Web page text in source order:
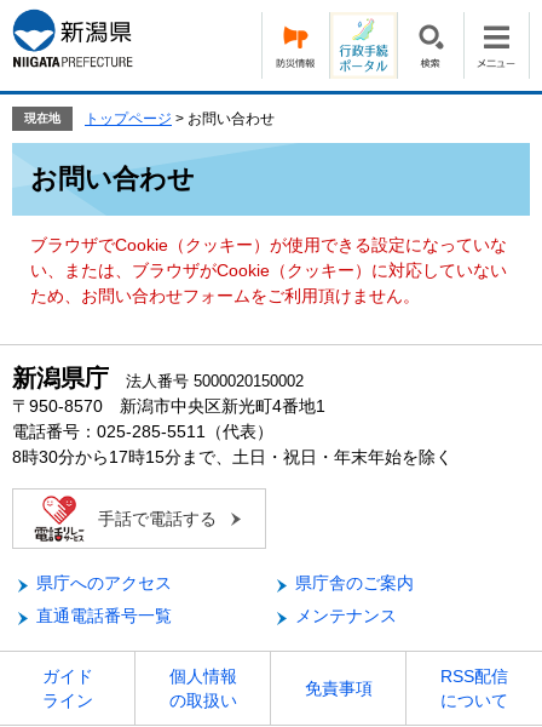
ー
ジ
の
頭
す。
ニ
ュ
ー
飛
て
現在地 トップページ > お問い合わせ
お問い合わせ
ブラウザでCookie（クッキー）が使用できる設定になっていな
い、または、ブラウザがCookie（クッキー）に対応していない
ため、お問い合わせフォームをご利用頂けません。
新潟県庁 法人番号 5000020150002
〒950-8570 新潟市中央区新光町4番地1
電話番号：025-285-5511（代表）
8時30分から17時15分まで、土日・祝日・年末年始を除く
手話で電話する
県庁へのアクセス
県庁舎のご案内
直通電話番号一覧
メンテナンス
ガイド
ライン
個人情報
の取扱い
免責事項
RSS配信
について